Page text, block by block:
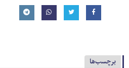
برچسب‌ها